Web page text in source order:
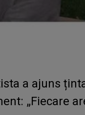
a ajuns
„Fiecare